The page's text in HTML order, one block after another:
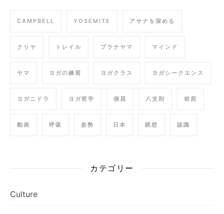
CAMPBELL YOSEMITE アサナを深める
クリヤ トレイル プラナヤマ マインド
ヤマ ヨガの練習 ヨガクラス ヨガシークエンス
ヨガニドラ ヨガ哲学 側屈 八支則 前屈
動画 呼吸 姿勢 日本 瞑想 認識
カテゴリー
Culture